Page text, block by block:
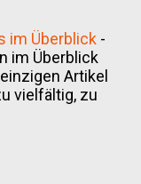
im Überblick -
im Überblick
Artikel
vielfältig, zu